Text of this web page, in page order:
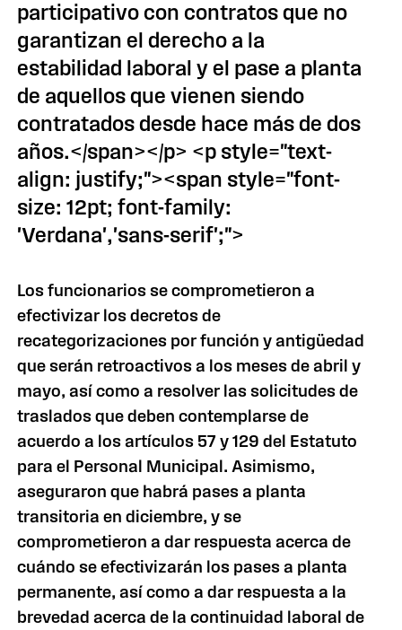
participativo con contratos que no
garantizan el derecho a la
estabilidad laboral y el pase a planta
de aquellos que vienen siendo
contratados desde hace más de dos
años.</span></p> <p style="text-
align: justify;"><span style="font-
size: 12pt; font-family:
'Verdana','sans-serif';">
Los funcionarios se comprometieron a
efectivizar los decretos de
recategorizaciones por función y antigüedad
que serán retroactivos a los meses de abril y
mayo, así como a resolver las solicitudes de
traslados que deben contemplarse de
acuerdo a los artículos 57 y 129 del Estatuto
para el Personal Municipal. Asimismo,
aseguraron que habrá pases a planta
transitoria en diciembre, y se
comprometieron a dar respuesta acerca de
cuándo se efectivizarán los pases a planta
permanente, así como a dar respuesta a la
brevedad acerca de la continuidad laboral de